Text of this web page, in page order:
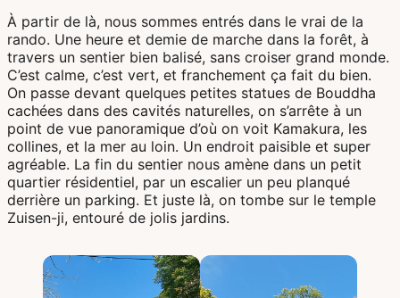
À partir de là, nous sommes entrés dans le vrai de la
rando. Une heure et demie de marche dans la forêt, à
travers un sentier bien balisé, sans croiser grand monde.
C’est calme, c’est vert, et franchement ça fait du bien.
On passe devant quelques petites statues de Bouddha
cachées dans des cavités naturelles, on s’arrête à un
point de vue panoramique d’où on voit Kamakura, les
collines, et la mer au loin. Un endroit paisible et super
agréable. La fin du sentier nous amène dans un petit
quartier résidentiel, par un escalier un peu planqué
derrière un parking. Et juste là, on tombe sur le temple
Zuisen-ji, entouré de jolis jardins.